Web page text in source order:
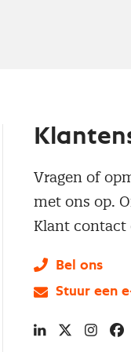
Vragen of
met ons op.
Klant contact
Bel ons
Stuur een
LinkedIn
X